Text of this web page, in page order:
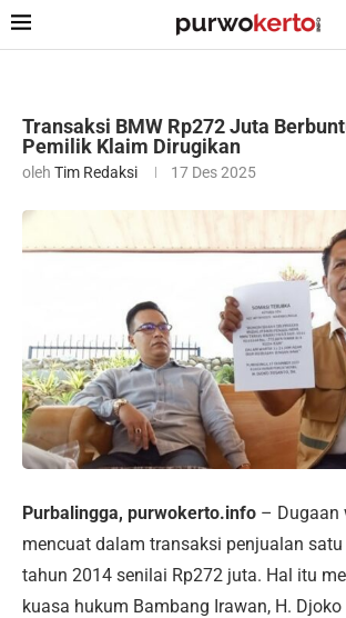
Transaksi BMW Rp272 Juta
Pemilik Klaim Dirugikan
oleh Tim Redaksi 17 Des 2025
Purbalingga, purwokerto.info – Dugaan
mencuat dalam transaksi penjualan
tahun 2014 senilai Rp272 juta. Hal itu
kuasa hukum Bambang Irawan, H. Djoko